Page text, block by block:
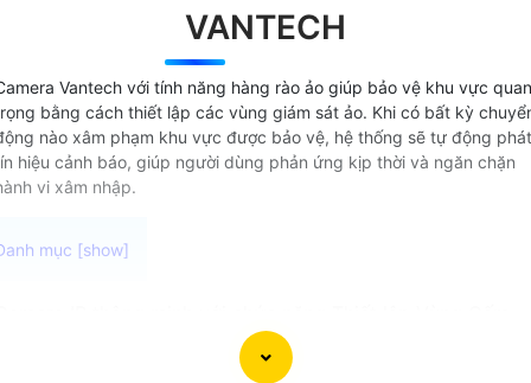
VANTECH
Vantech với tính năng hàng rào ảo giúp bảo vệ khu vực quan
bằng cách thiết lập các vùng giám sát ảo. Khi có bất kỳ
nào xâm phạm khu vực được bảo vệ, hệ thống sẽ tự động phát
hiệu cảnh báo, giúp người dùng phản ứng kịp thời và ngăn chặn
vi xâm nhập.
IVS là giải pháp hiệu quả cho việc bảo vệ nhà
khu công nghiệp và tài sản công trình. Với cảm biến